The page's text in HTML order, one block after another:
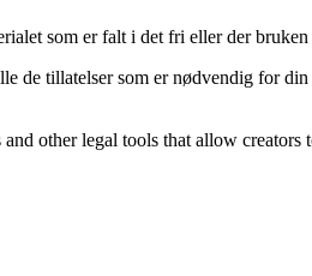
som er falt i det fri eller der
de tillatelser som er nødvendig for
other legal tools that allow